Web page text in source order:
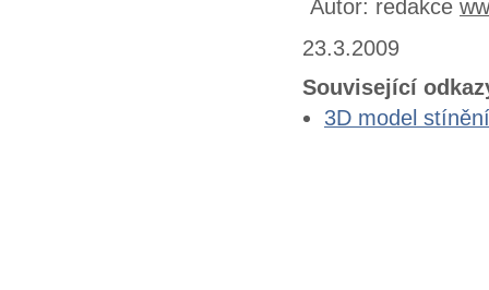
Autor: redakce
23.3.2009
Související
3D model